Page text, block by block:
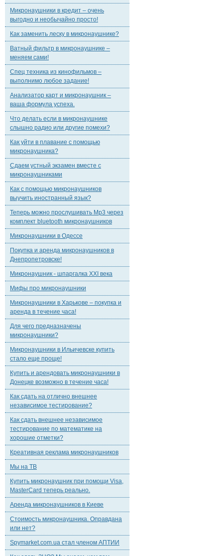
Микронаушники в кредит – очень
выгодно и необычайно просто!
Как заменить леску в микронаушнике?
Ватный фильтр в микронаушнике –
меняем сами!
Спец техника из кинофильмов –
выполнимо любое задание!
Анализатор карт и микронаушник –
ваша формула успеха.
Что делать если в микронаушнике
слышно радио или другие помехи?
Как уйти в плавание с помощью
микронаушника?
Сдаем устный экзамен вместе с
микронаушниками
Как с помощью микронаушников
выучить иностранный язык?
Теперь можно прослушивать Mp3 через
комплект bluetooth микронаушников
Микронаушники в Одессе
Покупка и аренда микронаушников в
Днепропетровске!
Микронаушник - шпаргалка XXI века
Мифы про микронаушники
Микронаушники в Харькове – покупка и
аренда в течение часа!
Для чего предназначены
микронаушники?
Микронаушники в Ильичевске купить
стало еще проще!
Купить и арендовать микронаушники в
Донецке возможно в течение часа!
Как сдать на отлично внешнее
независимое тестирование?
Как сдать внешнее независимое
тестирование по математике на
хорошие отметки?
Креативная реклама микронаушников
Мы на ТВ
Купить микронаушник при помощи Visa,
MasterCard теперь реально.
Аренда микронаушников в Киеве
Стоимость микронаушника. Оправдана
или нет?
Spymarket.com.ua стал членом АПТИИ